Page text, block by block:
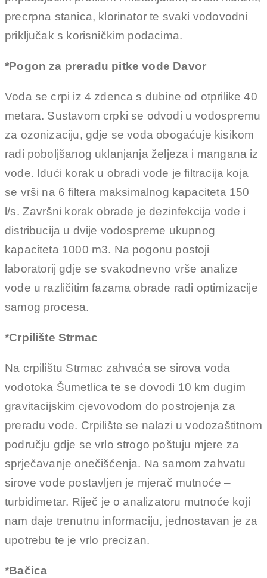
precrpna stanica, klorinator te svaki vodovodni
priključak s korisničkim podacima.
*Pogon za preradu pitke vode Davor
Voda se crpi iz 4 zdenca s dubine od otprilike 40
metara. Sustavom crpki se odvodi u vodospremu
za ozonizaciju, gdje se voda obogaćuje kisikom
radi poboljšanog uklanjanja željeza i mangana iz
vode. Idući korak u obradi vode je filtracija koja
se vrši na 6 filtera maksimalnog kapaciteta 150
l/s. Završni korak obrade je dezinfekcija vode i
distribucija u dvije vodospreme ukupnog
kapaciteta 1000 m3. Na pogonu postoji
laboratorij gdje se svakodnevno vrše analize
vode u različitim fazama obrade radi optimizacije
samog procesa.
*Crpilište Strmac
Na crpilištu Strmac zahvaća se sirova voda
vodotoka Šumetlica te se dovodi 10 km dugim
gravitacijskim cjevovodom do postrojenja za
preradu vode. Crpilište se nalazi u vodozaštitnom
području gdje se vrlo strogo poštuju mjere za
sprječavanje onečišćenja. Na samom zahvatu
sirove vode postavljen je mjerač mutnoće –
turbidimetar. Riječ je o analizatoru mutnoće koji
nam daje trenutnu informaciju, jednostavan je za
upotrebu te je vrlo precizan.
*Bačica